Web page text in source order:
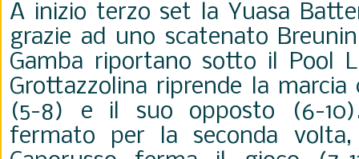
A inizio terzo set la Yuasa
grazie ad uno scatenato
Gamba riportano sotto il Pool
Grottazzolina riprende la
(5-8) e il suo opposto (6-
fermato per la seconda